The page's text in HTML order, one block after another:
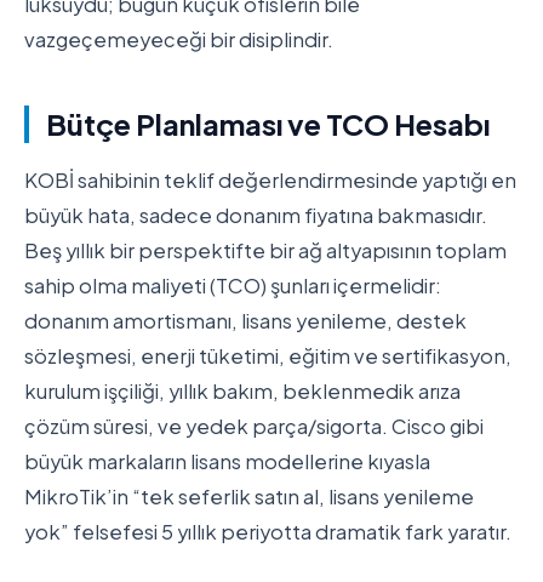
vazgeçemeyeceği bir disiplindir.
Bütçe Planlaması ve TCO Hesabı
KOBİ sahibinin teklif değerlendirmesinde yaptığı en
büyük hata, sadece donanım fiyatına bakmasıdır.
Beş yıllık bir perspektifte bir ağ altyapısının toplam
sahip olma maliyeti (TCO) şunları içermelidir:
donanım amortismanı, lisans yenileme, destek
sözleşmesi, enerji tüketimi, eğitim ve sertifikasyon,
kurulum işçiliği, yıllık bakım, beklenmedik arıza
çözüm süresi, ve yedek parça/sigorta. Cisco gibi
büyük markaların lisans modellerine kıyasla
MikroTik’in “tek seferlik satın al, lisans yenileme
yok” felsefesi 5 yıllık periyotta dramatik fark yaratır.